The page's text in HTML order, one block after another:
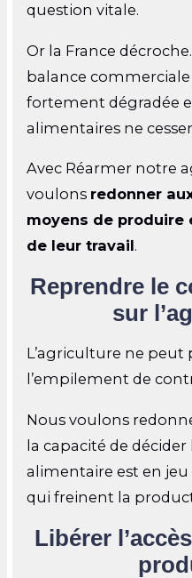
question vitale.
Or la France
balance commerciale
fortement dégradée
alimentaires ne
Avec Réarmer notre
voulons redonner
moyens de
de leur travail.
Reprendre le
sur
L’agriculture ne
l’empilement de
Nous voulons
la capacité de
alimentaire est en
qui freinent la
Libérer